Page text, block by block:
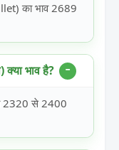
का भाव 2689
भाव है?
2320 से 2400